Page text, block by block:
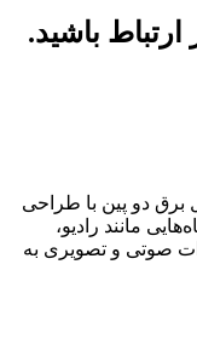
باشید.
برق دو پین با طراحی
مانند رادیو،
صوتی و تصویری به